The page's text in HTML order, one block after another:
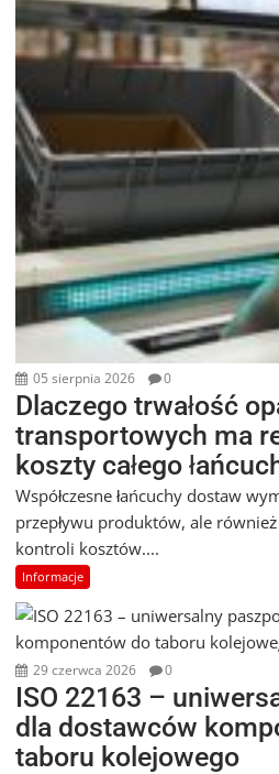
05 sierpnia 2026 0
Dlaczego trwałość
transportowych ma
koszty całego
Współczesne łańcuchy dostaw
przepływu produktów, ale
kontroli kosztów....
Informacje
29 czerwca 2026 0
ISO 22163 –
dla dostawców
taboru kolejowego